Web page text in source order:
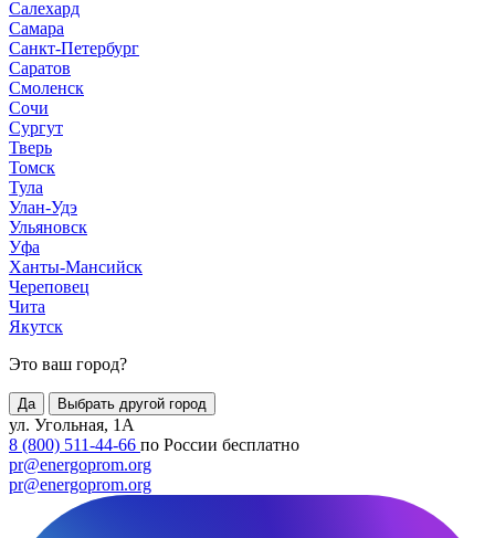
Салехард
Самара
Санкт-Петербург
Саратов
Смоленск
Сочи
Сургут
Тверь
Томск
Тула
Улан-Удэ
Ульяновск
Уфа
Ханты-Мансийск
Череповец
Чита
Якутск
Это ваш город?
Да Выбрать другой город
ул. Угольная, 1А
8 (800) 511-44-66 по России бесплатно
pr@energoprom.org
pr@energoprom.org